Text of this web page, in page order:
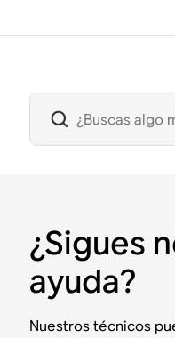
¿Sigues
ayuda?
Nuestros técnicos